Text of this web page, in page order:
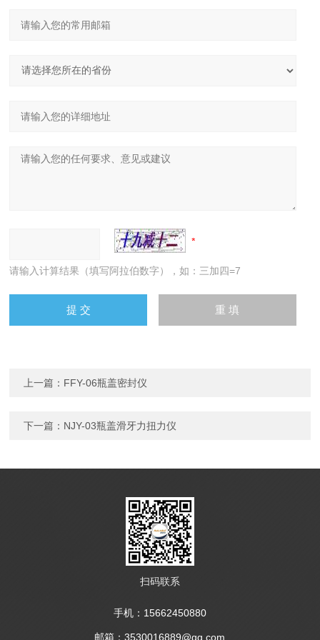
请输入计算结果（填写阿拉伯数字），如：三加四=7
上一篇： FFY-06瓶盖密封仪
下一篇： NJY-03瓶盖滑牙力扭力仪
扫码联系
手机：15662450880
邮箱：3530016889@qq.com